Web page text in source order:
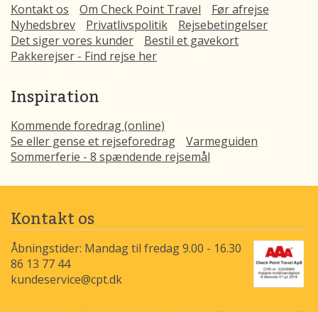
Kontakt os Om Check Point Travel
Før afrejse
Nyhedsbrev
Privatlivspolitik
Rejsebetingelser
Det siger vores kunder
Bestil et gavekort
Pakkerejser - Find rejse her
Inspiration
Kommende foredrag (online)
Se eller gense et rejseforedrag
Varmeguiden
Sommerferie - 8 spændende rejsemål
Kontakt os
Åbningstider: Mandag til fredag 9.00 - 16.30
86 13 77 44
kundeservice@cpt.dk